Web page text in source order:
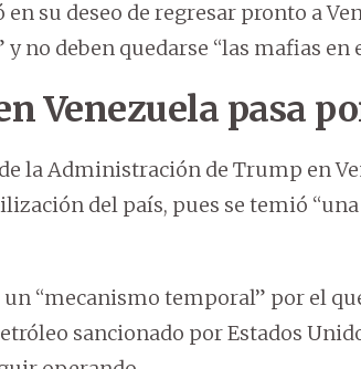
su deseo de regresar pronto a
no deben quedarse “las mafias en
Venezuela pasa
la Administración de Trump en
del país, pues se temió
un “mecanismo temporal” por el
sancionado por Estados